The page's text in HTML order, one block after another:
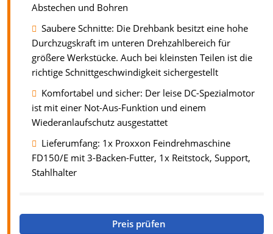
Abstechen und Bohren
Saubere Schnitte: Die Drehbank besitzt eine hohe
Durchzugskraft im unteren Drehzahlbereich für
größere Werkstücke. Auch bei kleinsten Teilen ist die
richtige Schnittgeschwindigkeit sichergestellt
Komfortabel und sicher: Der leise DC-Spezialmotor
ist mit einer Not-Aus-Funktion und einem
Wiederanlaufschutz ausgestattet
Lieferumfang: 1x Proxxon Feindrehmaschine
FD150/E mit 3-Backen-Futter, 1x Reitstock, Support,
Stahlhalter
Preis prüfen